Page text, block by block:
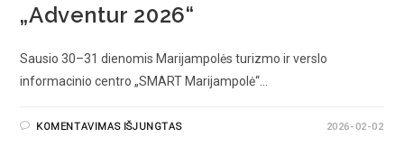
„Adventur 2026“
Sausio 30–31 dienomis Marijampolės turizmo ir verslo
informacinio centro „SMART Marijampolė“…
KOMENTAVIMAS IŠJUNGTAS 2026-02-02